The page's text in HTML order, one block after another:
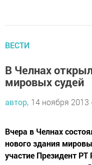
ВЕСТИ
В Челнах
мировых судей
автор, 14 ноября 2013
Вчера в Челнах
нового здания
участие Президент